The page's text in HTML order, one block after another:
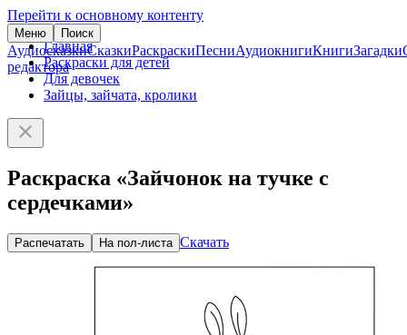
Перейти к основному контенту
Меню Поиск
АудиосказкиСказкиРаскраскиПесниАудиокнигиКнигиЗагадки
редактора
Главная
Раскраски для детей
Для девочек
Зайцы, зайчата, кролики
Раскраска «Зайчонок на тучке с
сердечками»
Распечатать На пол-листа Скачать